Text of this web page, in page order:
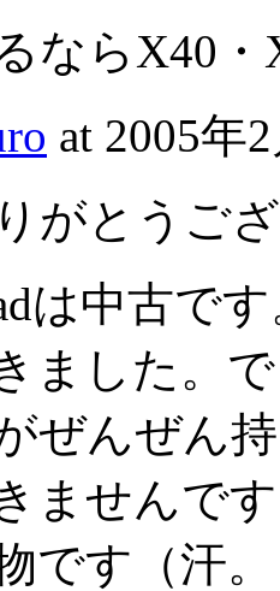
ならX40
at 2005年
がとうご
は中古で
ました。
ぜんぜん
ませんで
です（汗。